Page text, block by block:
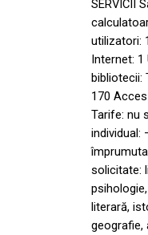
SERVICII
utilizatori:
Internet: 1
bibliotecii:
170
Tarife: nu
individual:
solicitate:
literară,
geografie,